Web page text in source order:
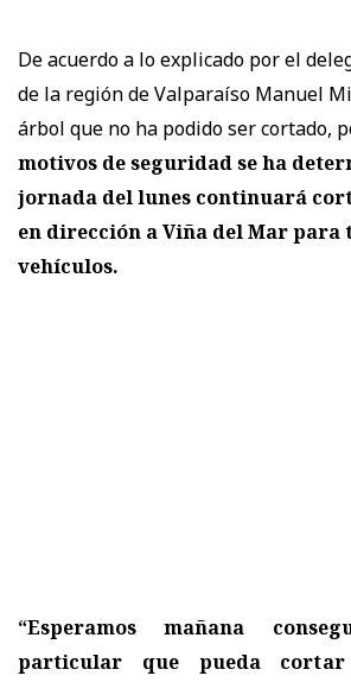
De acuerdo a lo explicado por el
de la región de Valparaíso Manuel
árbol que no ha podido ser cortado,
motivos de seguridad se ha
jornada del lunes continuará
en dirección a Viña del Mar para
vehículos.
“Esperamos mañana
particular que pueda